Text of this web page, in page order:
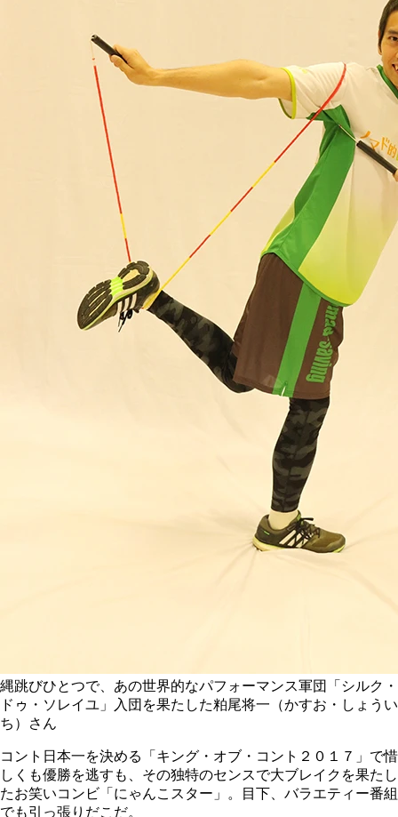
縄跳びひとつで、あの世界的なパフォーマンス軍団「シルク・
ドゥ・ソレイユ」入団を果たした粕尾将一（かすお・しょうい
ち）さん
コント日本一を決める「キング・オブ・コント２０１７」で惜
しくも優勝を逃すも、その独特のセンスで大ブレイクを果たし
たお笑いコンビ「にゃんこスター」。目下、バラエティー番組
でも引っ張りだこだ。